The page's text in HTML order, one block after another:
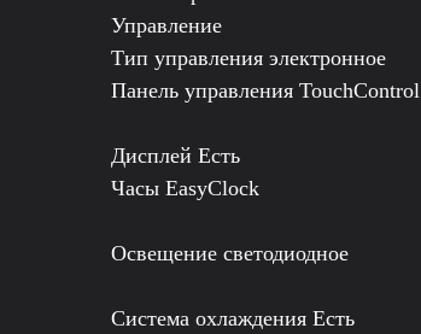
Управление
Тип управления электронное
Панель управления TouchControl
Дисплей Есть
Часы EasyClock
Освещение светодиодное
Система охлаждения Есть